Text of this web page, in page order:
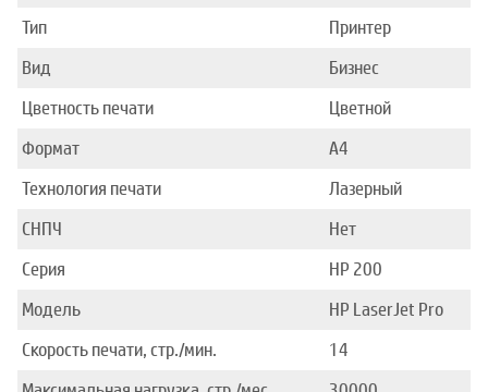
Тип
Принтер
Вид
Бизнес
Цветность печати
Цветной
Формат
A4
Технология печати
Лазерный
СНПЧ
Нет
Серия
HP 200
Модель
HP LaserJet Pro
Скорость печати, стр./мин.
14